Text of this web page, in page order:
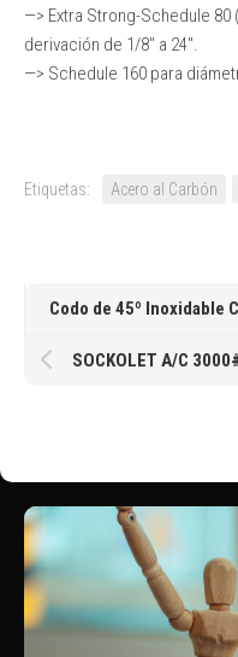
—> Extra Strong-Schedule 80
derivación de 1/8″ a 24″.
—> Schedule 160 para
Etiquetas: Acero al Carbón